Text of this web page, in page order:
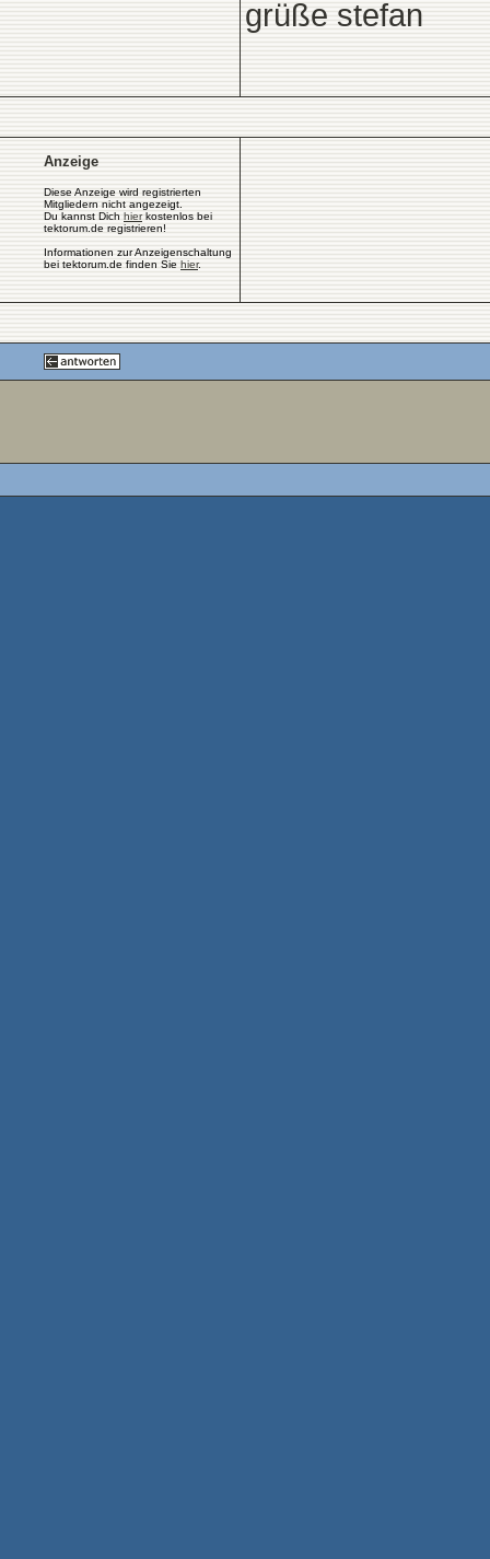
grüße stefan
Anzeige
Diese Anzeige wird registrierten
Mitgliedern nicht angezeigt.
Du kannst Dich hierkostenlos bei
tektorum.de registrieren!
Informationen zur Anzeigenschaltung
bei tektorum.de finden Sie hier.